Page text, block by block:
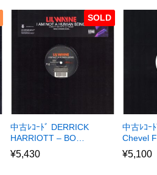
SOLD
中古ﾚｺｰﾄﾞ DERRICK
HARRIOTT – BO…
¥5,430
中古ﾚｺｰ
Chevel
¥5,100